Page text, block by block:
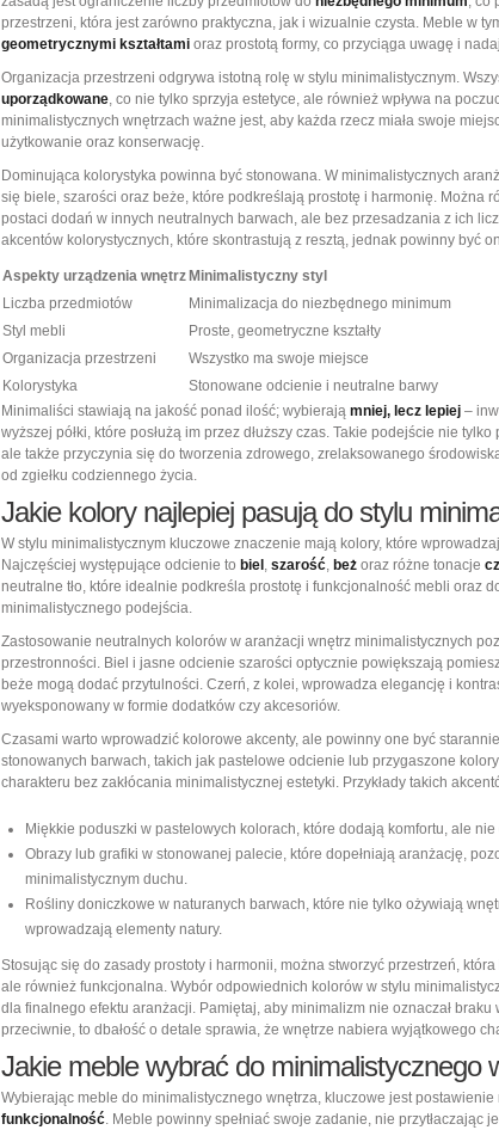
przestrzeni, która jest zarówno praktyczna, jak i wizualnie czysta. Meble w
geometrycznymi kształtami oraz prostotą formy, co przyciąga uwagę i
Organizacja przestrzeni odgrywa istotną rolę w stylu minimalistycznym.
uporządkowane, co nie tylko sprzyja estetyce, ale również wpływa na
minimalistycznych wnętrzach ważne jest, aby każda rzecz miała swoje
użytkowanie oraz konserwację.
Dominująca kolorystyka powinna być stonowana. W minimalistycznych
się biele, szarości oraz beże, które podkreślają prostotę i harmonię. Można
postaci dodań w innych neutralnych barwach, ale bez przesadzania z ich
akcentów kolorystycznych, które skontrastują z resztą, jednak powinny być
Aspekty urządzenia wnętrz Minimalistyczny styl
Liczba przedmiotów
Minimalizacja do niezbędnego minimum
Styl mebli
Proste, geometryczne kształty
Organizacja przestrzeni
Wszystko ma swoje miejsce
Kolorystyka
Stonowane odcienie i neutralne barwy
Minimaliści stawiają na jakość ponad ilość; wybierają mniej, lecz lepiej –
wyższej półki, które posłużą im przez dłuższy czas. Takie podejście nie
ale także przyczynia się do tworzenia zdrowego, zrelaksowanego
od zgiełku codziennego życia.
Jakie kolory najlepiej pasują do stylu
W stylu minimalistycznym kluczowe znaczenie mają kolory, które
Najczęściej występujące odcienie to biel , szarość, beż oraz różne tonacje
neutralne tło, które idealnie podkreśla prostotę i funkcjonalność mebli oraz
minimalistycznego podejścia.
Zastosowanie neutralnych kolorów w aranżacji wnętrz minimalistycznych
przestronności. Biel i jasne odcienie szarości optycznie powiększają
beże mogą dodać przytulności. Czerń, z kolei, wprowadza elegancję i
wyeksponowany w formie dodatków czy akcesoriów.
Czasami warto wprowadzić kolorowe akcenty, ale powinny one być
stonowanych barwach, takich jak pastelowe odcienie lub przygaszone
charakteru bez zakłócania minimalistycznej estetyki. Przykłady takich
Miękkie poduszki w pastelowych kolorach, które dodają komfortu, ale
Obrazy lub grafiki w stonowanej palecie, które dopełniają aranżację,
minimalistycznym duchu.
Rośliny doniczkowe w naturanych barwach, które nie tylko ożywiają
wprowadzają elementy natury.
Stosując się do zasady prostoty i harmonii, można stworzyć przestrzeń,
ale również funkcjonalna. Wybór odpowiednich kolorów w stylu
dla finalnego efektu aranżacji. Pamiętaj, aby minimalizm nie oznaczał braku
przeciwnie, to dbałość o detale sprawia, że wnętrze nabiera wyjątkowego
Jakie meble wybrać do minimalistycznego
Wybierając meble do minimalistycznego wnętrza, kluczowe jest postawienie
funkcjonalność. Meble powinny spełniać swoje zadanie, nie przytłaczając